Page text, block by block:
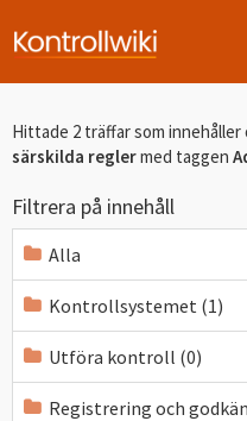
Hittade 2 träffar som innehåller
särskilda reglermed taggen
Filtrera på innehåll
Alla
Kontrollsystemet (1)
Utföra kontroll (0)
Registrering och